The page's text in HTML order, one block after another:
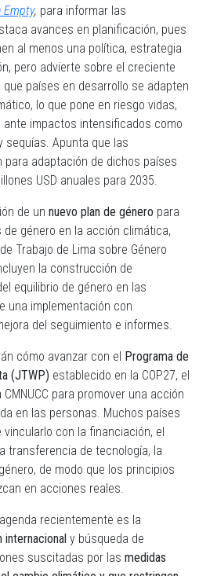
Empty, para informar las
avances en planificación, pues
al menos una política, estrategia
pero advierte sobre el creciente
países en desarrollo se adapten
lo que pone en riesgo vidas,
ante impactos intensificados como
sequías. Apunta que las
adaptación de dichos países
USD anuales para 2035.
de un nuevo plan de género para
género en la acción climática,
Trabajo de Lima sobre Género
la construcción de
equilibrio de género en las
una implementación con
del seguimiento e informes.
cómo avanzar con el Programa de
(JTWP) establecido en la COP27, el
para promover una acción
en las personas. Muchos países
con la financiación, el
transferencia de tecnología, la
de modo que los principios
en acciones reales.
recientemente es la
internacional y búsqueda de
suscitadas por las medidas